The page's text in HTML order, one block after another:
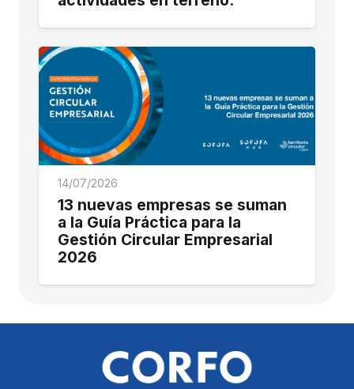
14/07/2026
13 nuevas empresas se suman
a la Guía Práctica para la
Gestión Circular Empresarial
2026